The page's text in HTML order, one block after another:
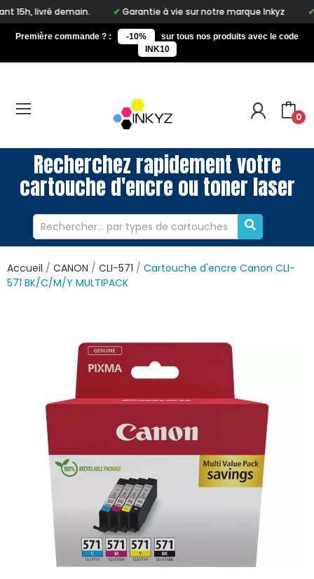
Garantie à vie sur notre marque Inkyz Livraison
Première commande ? : -10%
sur tous nos produits avec le code
INK10
0
Recherchez rapidement votre
cartouche d'encre ou toner laser
Accueil CANON CLI-571
Cartouche d'encre Canon CLI-
571 BK/C/M/Y MULTIPACK